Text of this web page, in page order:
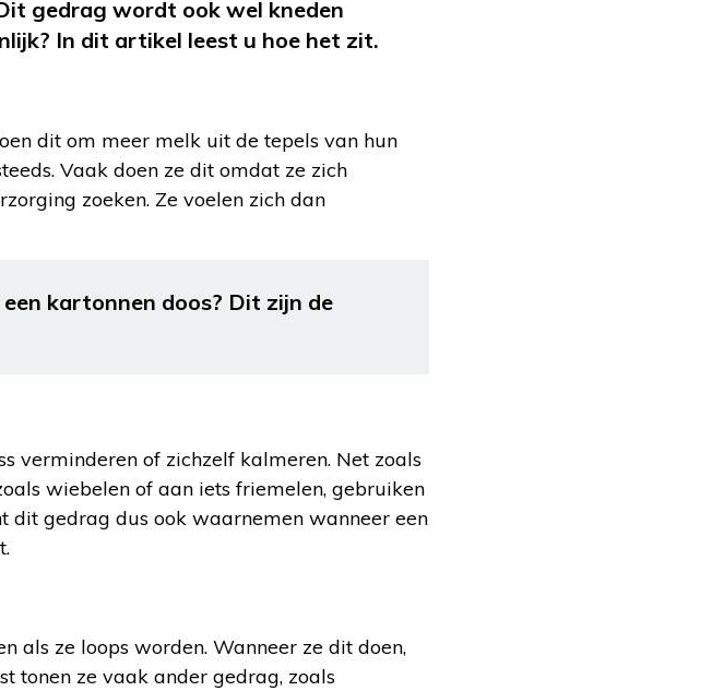
gedrag wordt ook wel kneden
In dit artikel leest u hoe het zit.
dit om meer melk uit de tepels van hun
Vaak doen ze dit omdat ze zich
zoeken. Ze voelen zich dan
kartonnen doos? Dit zijn de
verminderen of zichzelf kalmeren. Net zoals
wiebelen of aan iets friemelen, gebruiken
dit gedrag dus ook waarnemen wanneer een
als ze loops worden. Wanneer ze dit doen,
tonen ze vaak ander gedrag, zoals